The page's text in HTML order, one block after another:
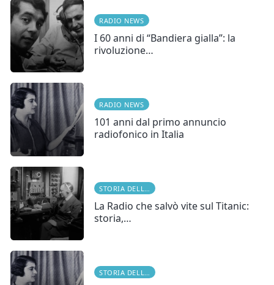
RADIO NEWS
I 60 anni di “Bandiera gialla”: la
rivoluzione…
RADIO NEWS
101 anni dal primo annuncio
radiofonico in Italia
STORIA DELLA RADIO
La Radio che salvò vite sul Titanic:
storia,…
STORIA DELLA RADIO